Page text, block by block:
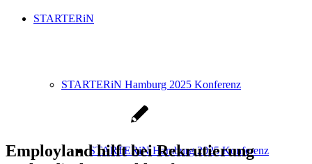
STARTERiN
STARTERiN Hamburg 2025 Konferenz
STARTERiN Hamburg 2025 Konferenz
Employland hilft bei Rekrutierung